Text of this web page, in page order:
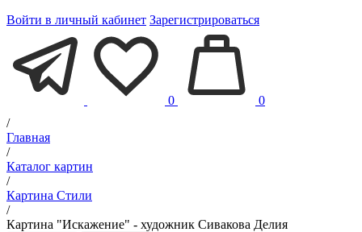
Войти в личный кабинет Зарегистрироваться
0
0
/
Главная
/
Каталог картин
/
Картина Стили
/
Картина "Искажение" - художник Сивакова Делия